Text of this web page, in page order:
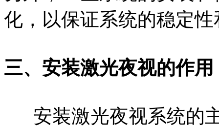
化，以保证系统的稳定
三、安装激光夜视的作用
安装激光夜视系统的